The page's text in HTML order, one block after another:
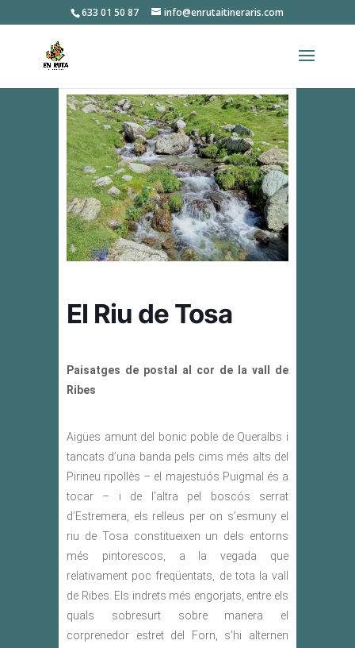
633 01 50 87 info@enrutaitineraris.com
El Riu de Tosa
Paisatges de postal al cor de la vall de
Ribes
Aigües amunt del bonic poble de Queralbs i
tancats d’una banda pels cims més alts del
Pirineu ripollès – el majestuós Puigmal és a
tocar – i de l’altra pel boscós serrat
d’Estremera, els relleus per on s’esmuny el
riu de Tosa constitueixen un dels entorns
més pintorescos, a la vegada que
relativament poc freqüentats, de tota la vall
de Ribes. Els indrets més engorjats, entre els
quals sobresurt sobre manera el
corprenedor estret del Forn, s’hi alternen